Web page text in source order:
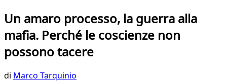
Un amaro processo, la guerra alla
mafia. Perché le coscienze non
possono tacere
di Marco Tarquinio